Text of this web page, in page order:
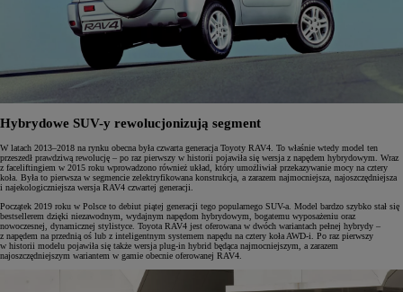
Hybrydowe SUV-y rewolucjonizują segment
W latach 2013–2018 na rynku obecna była czwarta generacja Toyoty RAV4. To właśnie wtedy model ten
przeszedł prawdziwą rewolucję – po raz pierwszy w historii pojawiła się wersja z napędem hybrydowym. Wraz
z faceliftingiem w 2015 roku wprowadzono również układ, który umożliwiał przekazywanie mocy na cztery
koła. Była to pierwsza w segmencie zelektryfikowana konstrukcja, a zarazem najmocniejsza, najoszczędniejsza
i najekologiczniejsza wersja RAV4 czwartej generacji.
Początek 2019 roku w Polsce to debiut piątej generacji tego popularnego SUV-a. Model bardzo szybko stał się
bestsellerem dzięki niezawodnym, wydajnym napędom hybrydowym, bogatemu wyposażeniu oraz
nowoczesnej, dynamicznej stylistyce. Toyota RAV4 jest oferowana w dwóch wariantach pełnej hybrydy –
z napędem na przednią oś lub z inteligentnym systemem napędu na cztery koła AWD-i. Po raz pierwszy
w historii modelu pojawiła się także wersja plug-in hybrid będąca najmocniejszym, a zarazem
najoszczędniejszym wariantem w gamie obecnie oferowanej RAV4.